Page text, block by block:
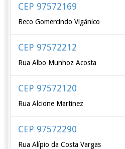
CEP 97572169
Beco Gomercindo Vigânico
CEP 97572212
Rua Albo Munhoz Acosta
CEP 97572120
Rua Alcione Martinez
CEP 97572290
Rua Alípio da Costa Vargas